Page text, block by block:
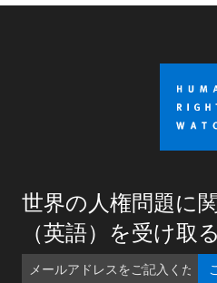
世界の人権問題に
（英語）を受け取る